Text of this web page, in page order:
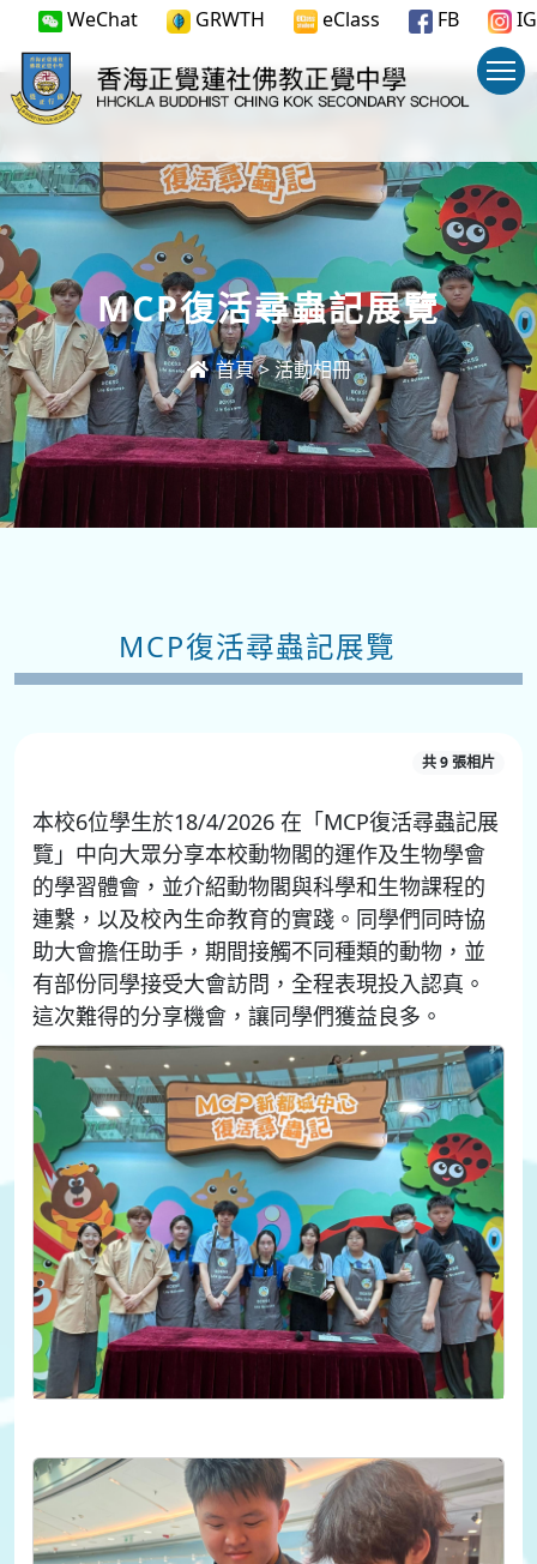
WeChat GRWTH eClass FB IG
MCP復活尋蟲記展覽
首頁>活動相冊
MCP復活尋蟲記展覽
共 9 張相片
本校6位學生於18/4/2026 在「MCP復活尋蟲記展
覽」中向大眾分享本校動物閣的運作及生物學會
的學習體會，並介紹動物閣與科學和生物課程的
連繫，以及校內生命教育的實踐。同學們同時協
助大會擔任助手，期間接觸不同種類的動物，並
有部份同學接受大會訪問，全程表現投入認真。
這次難得的分享機會，讓同學們獲益良多。